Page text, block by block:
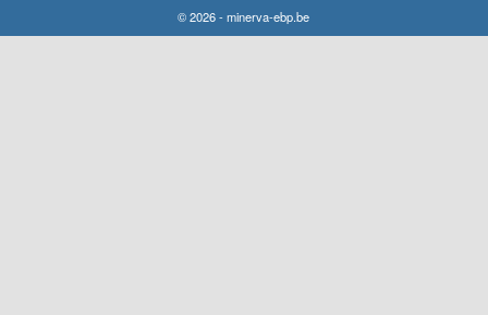
© 2026 - minerva-ebp.be